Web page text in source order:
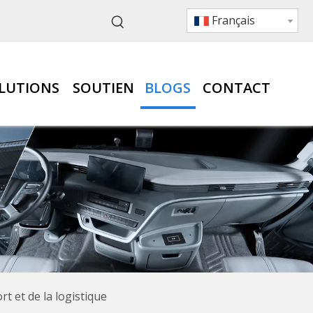
Français
SOUTIEN BLOGS CONTACT
et de la logistique